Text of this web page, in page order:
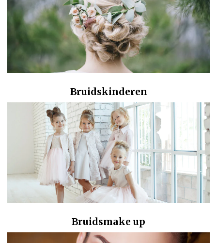
Bruidskinderen
Bruidsmake up